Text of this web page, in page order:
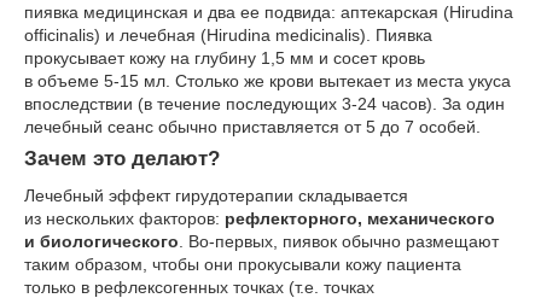
пиявка медицинская и два ее подвида: аптекарская (Hirudina
officinalis) и лечебная (Hirudina medicinalis). Пиявка
прокусывает кожу на глубину 1,5 мм и сосет кровь
в объеме 5-15 мл. Столько же крови вытекает из места укуса
впоследствии (в течение последующих 3-24 часов). За один
лечебный сеанс обычно приставляется от 5 до 7 особей.
Зачем это делают?
Лечебный эффект гирудотерапии складывается
из нескольких факторов: рефлекторного, механического
и биологического . Во-первых, пиявок обычно размещают
таким образом, чтобы они прокусывали кожу пациента
только в рефлексогенных точках (т.е. точках